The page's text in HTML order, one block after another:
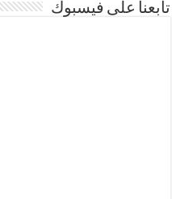
تابعنا على فيسبوك